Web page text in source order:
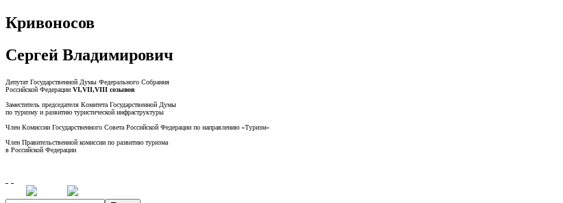
Кривоносов
Сергей Владимирович
Депутат Государственной Думы Федерального Собрания
Российской Федерации VI,VII,VIII созывов
Заместитель председателя Комитета Государственной Думы
по туризму и развитию туристической инфраструктуры
Член Комиссии Государственного Совета Российской Федерации по направлению «Туризм»
Член Правительственной комиссии по развитию туризма
в Российской Федерации